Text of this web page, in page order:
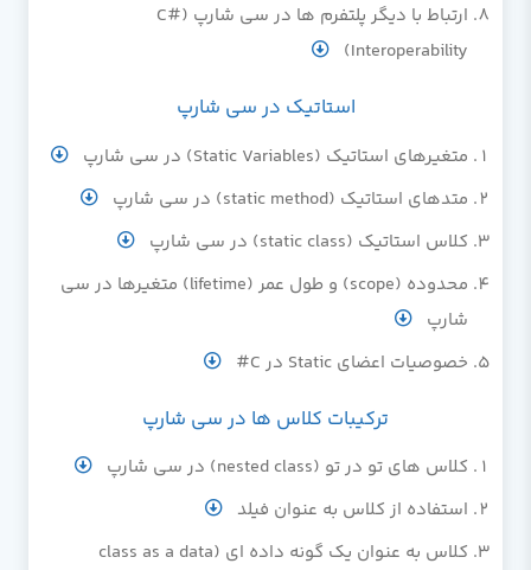
ارتباط با دیگر پلتفرم ها در سی شارپ (C#
Interoperability)
استاتیک در سی شارپ
متغیرهای استاتیک (Static Variables) در سی شارپ
متدهای استاتیک (static method) در سی شارپ
کلاس استاتیک (static class) در سی شارپ
محدوده (scope) و طول عمر (lifetime) متغیرها در سی
شارپ
خصوصیات اعضای Static در C#
ترکیبات کلاس ها در سی شارپ
کلاس های تو در تو (nested class) در سی شارپ
استفاده از کلاس به عنوان فیلد
کلاس به عنوان یک گونه داده ای (class as a data